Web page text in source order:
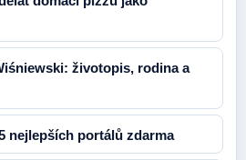
životopis, rodina a
nejlepších portálů zdarma